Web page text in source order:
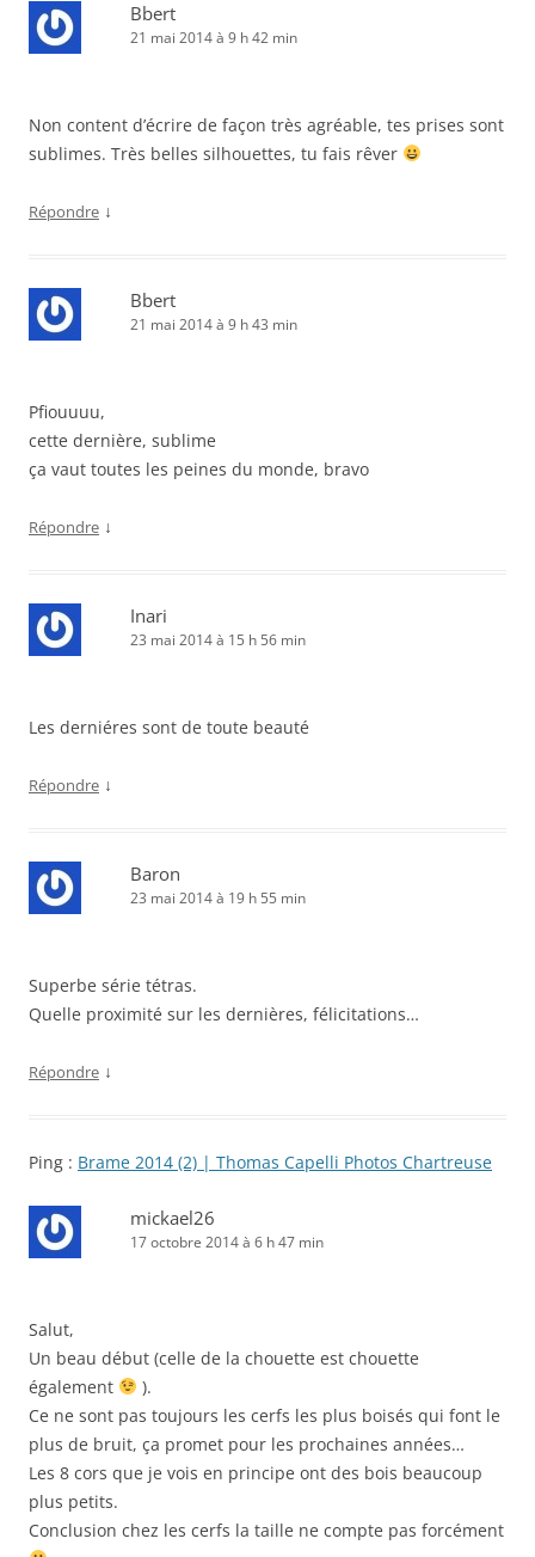
Bbert
21 mai 2014 à 9 h 42 min
Non content d’écrire de façon très agréable, tes prises sont
sublimes. Très belles silhouettes, tu fais rêver
Répondre ↓
Bbert
21 mai 2014 à 9 h 43 min
Pfiouuuu,
cette dernière, sublime
ça vaut toutes les peines du monde, bravo
Répondre ↓
Inari
23 mai 2014 à 15 h 56 min
Les derniéres sont de toute beauté
Répondre ↓
Baron
23 mai 2014 à 19 h 55 min
Superbe série tétras.
Quelle proximité sur les dernières, félicitations…
Répondre ↓
Ping : Brame 2014 (2) | Thomas Capelli Photos Chartreuse
mickael26
17 octobre 2014 à 6 h 47 min
Salut,
Un beau début (celle de la chouette est chouette
également
).
Ce ne sont pas toujours les cerfs les plus boisés qui font le
plus de bruit, ça promet pour les prochaines années…
Les 8 cors que je vois en principe ont des bois beaucoup
plus petits.
Conclusion chez les cerfs la taille ne compte pas forcément